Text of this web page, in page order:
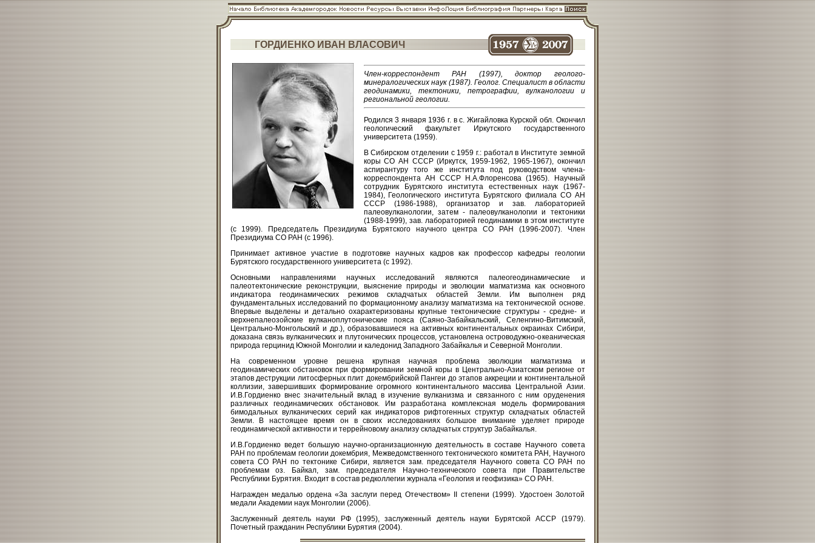
ГОРДИЕНКО ИВАН ВЛАСОВИЧ
Член-корреспондент РАН (1997), доктор геолого-
минералогических наук (1987). Геолог. Специалист в области
геодинамики, тектоники, петрографии, вулканологии и
региональной геологии.
Родился 3 января 1936 г. в с. Жигайловка Курской обл. Окончил
геологический факультет Иркутского государственного
университета (1959).
В Сибирском отделении с 1959 г.: работал в Институте земной
коры СО АН СССР (Иркутск, 1959-1962, 1965-1967), окончил
аспирантуру того же института под руководством члена-
корреспондента АН СССР Н.А.Флоренсова (1965). Научный
сотрудник Бурятского института естественных наук (1967-
1984), Геологического института Бурятского филиала СО АН
СССР (1986-1988), организатор и зав. лабораторией
палеовулканологии, затем - палеовулканологии и тектоники
(1988-1999), зав. лабораторией геодинамики в этом институте
(с 1999). Председатель Президиума Бурятского научного центра СО РАН (1996-2007). Член
Президиума СО РАН (с 1996).
Принимает активное участие в подготовке научных кадров как профессор кафедры геологии
Бурятского государственного университета (с 1992).
Основными направлениями научных исследований являются палеогеодинамические и
палеотектонические реконструкции, выяснение природы и эволюции магматизма как основного
индикатора геодинамических режимов складчатых областей Земли. Им выполнен ряд
фундаментальных исследований по формационному анализу магматизма на тектонической основе.
Впервые выделены и детально охарактеризованы крупные тектонические структуры - средне- и
верхнепалеозойские вулканоплутонические пояса (Саяно-Забайкальский, Селенгино-Витимский,
Центрально-Монгольский и др.), образовавшиеся на активных континентальных окраинах Сибири,
доказана связь вулканических и плутонических процессов, установлена островодужно-океаническая
природа герцинид Южной Монголии и каледонид Западного Забайкалья и Северной Монголии.
На современном уровне решена крупная научная проблема эволюции магматизма и
геодинамических обстановок при формировании земной коры в Центрально-Азиатском регионе от
этапов деструкции литосферных плит докембрийской Пангеи до этапов аккреции и континентальной
коллизии, завершивших формирование огромного континентального массива Центральной Азии.
И.В.Гордиенко внес значительный вклад в изучение вулканизма и связанного с ним оруденения
различных геодинамических обстановок. Им разработана комплексная модель формирования
бимодальных вулканических серий как индикаторов рифтогенных структур складчатых областей
Земли. В настоящее время он в своих исследованиях большое внимание уделяет природе
геодинамической активности и террейновому анализу складчатых структур Забайкалья.
И.В.Гордиенко ведет большую научно-организационную деятельность в составе Научного совета
РАН по проблемам геологии докембрия, Межведомственного тектонического комитета РАН, Научного
совета СО РАН по тектонике Сибири, является зам. председателя Научного совета СО РАН по
проблемам оз. Байкал, зам. председателя Научно-технического совета при Правительстве
Республики Бурятия. Входит в состав редколлегии журнала «Геология и геофизика» СО РАН.
Награжден медалью ордена «За заслуги перед Отечеством» II степени (1999). Удостоен Золотой
медали Академии наук Монголии (2006).
Заслуженный деятель науки РФ (1995), заслуженный деятель науки Бурятской АССР (1979).
Почетный гражданин Республики Бурятия (2004).